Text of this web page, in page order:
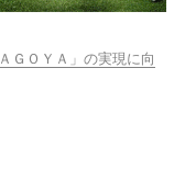
ＧＯＹＡ」の実現に向